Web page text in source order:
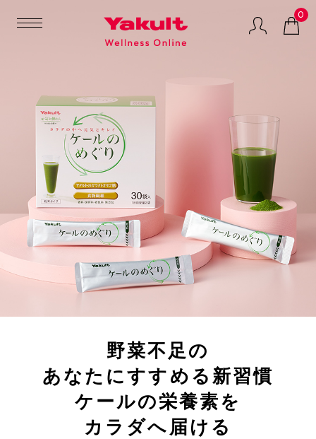
マルチプロバイオ
ティクスサプリメ
GREEN
SOYMILK（グリー
ンソイミルク）
LACTIFUL（ラクテ
ィフル）
健康食品
ビューティケア
特集
定期お届け便
Mail magazine
LINE
0
野菜不足の
あなたにすすめる新習慣
ケールの栄養素を
カラダへ届ける